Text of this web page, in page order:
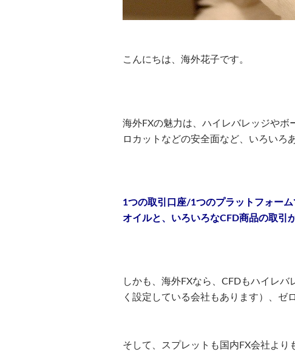
こんにちは、海外花子です。
海外FXの魅力は、ハイレバレッジや
ロカットなどの安全面など、いろいろ
1つの取引口座/1つのプラットフォー
オイルと、いろいろなCFD商品の取引
しかも、海外FXなら、CFDもハイレ
く設定している会社もあります）、ゼ
そして、スプレットも国内FX会社よ